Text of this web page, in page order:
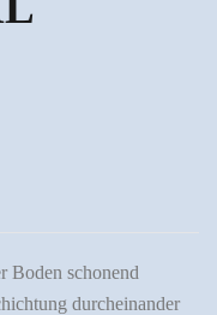
Boden schonend
durcheinander